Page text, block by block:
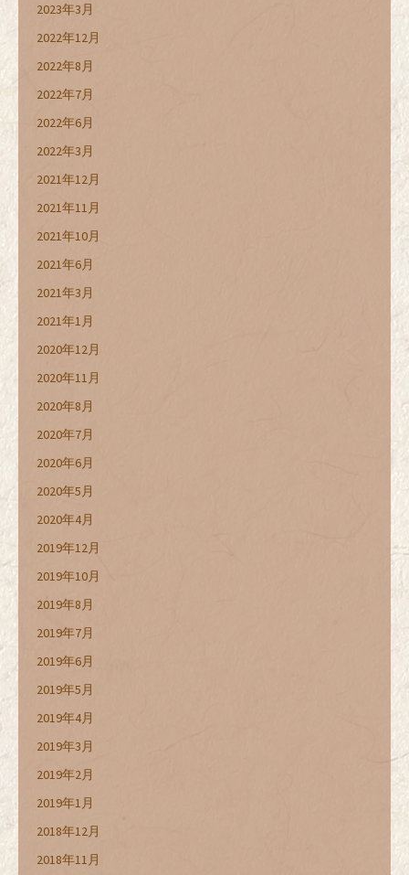
2023年3月
2022年12月
2022年8月
2022年7月
2022年6月
2022年3月
2021年12月
2021年11月
2021年10月
2021年6月
2021年3月
2021年1月
2020年12月
2020年11月
2020年8月
2020年7月
2020年6月
2020年5月
2020年4月
2019年12月
2019年10月
2019年8月
2019年7月
2019年6月
2019年5月
2019年4月
2019年3月
2019年2月
2019年1月
2018年12月
2018年11月